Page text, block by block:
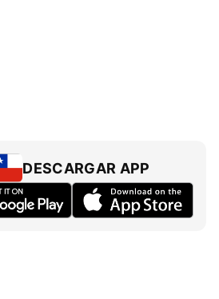
DESCARGAR APP